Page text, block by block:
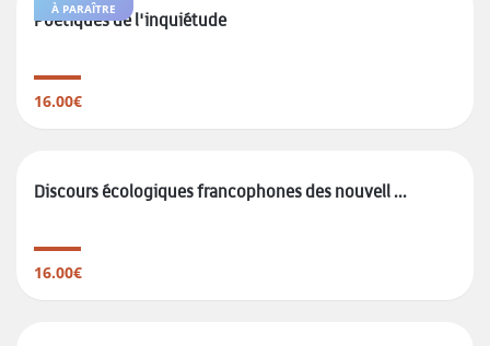
À PARAÎTRE
Poétiques de l'inquiétude
16.00€
Discours écologiques francophones des nouvell ...
16.00€